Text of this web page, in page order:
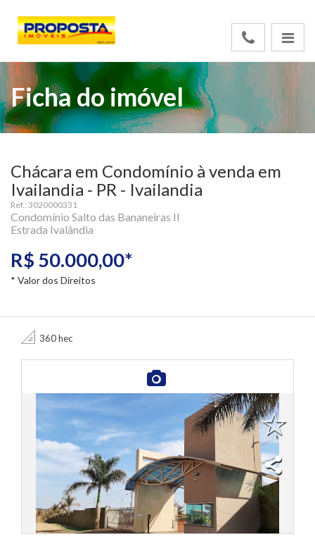
Ficha do imóvel
Chácara em Condomínio à venda em
Ivailandia - PR - Ivailandia
Ref.: 3020000331
Condomínio Salto das Bananeiras II
Estrada Ivalândia
R$ 50.000,00*
* Valor dos Direitos
360 hec